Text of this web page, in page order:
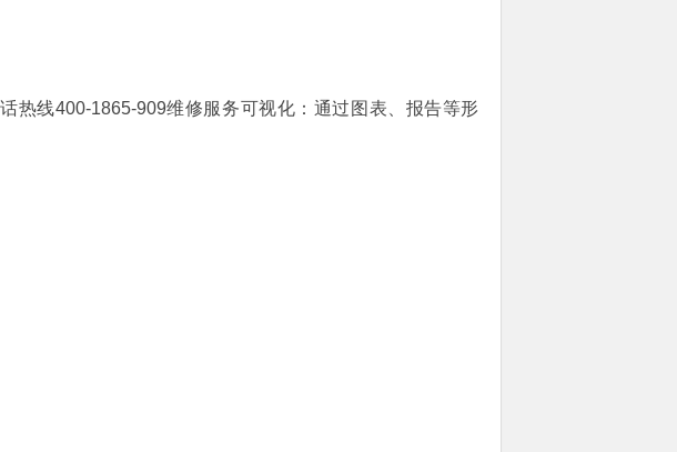
热线400-1865-909维修服务可视化：通过图表、报告等形